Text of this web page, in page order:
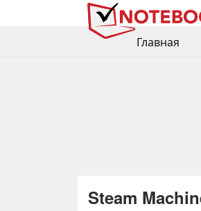
Главная
Steam